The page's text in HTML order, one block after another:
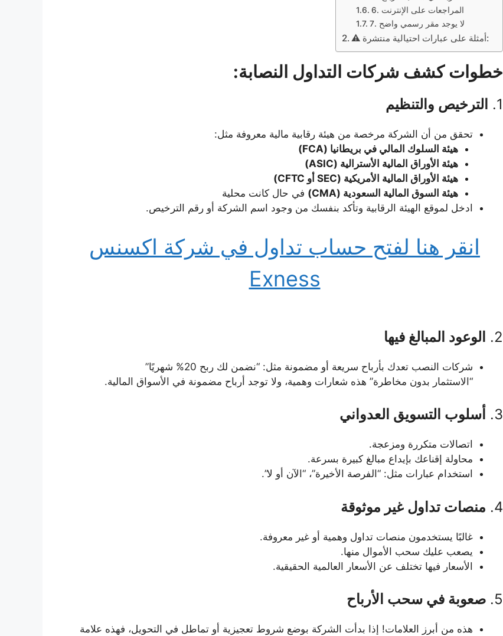
6. المراجعات على الإنترنت
7. لا يوجد مقر رسمي واضح
⚠️ أمثلة على عبارات احتيالية منتشرة:
خطوات كشف شركات التداول النصابة:
1. الترخيص والتنظيم
تحقق من أن الشركة مرخصة من هيئة رقابية مالية معروفة مثل:
هيئة السلوك المالي في بريطانيا (FCA)
هيئة الأوراق المالية الأسترالية (ASIC)
هيئة الأوراق المالية الأمريكية (SEC أو CFTC)
هيئة السوق المالية السعودية (CMA)
في حال كانت محلية
ادخل لموقع الهيئة الرقابية وتأكد بنفسك من وجود اسم الشركة أو رقم الترخيص.
انقر هنا لفتح حساب تداول في شركة اكسنس
Exness
2. الوعود المبالغ فيها
شركات النصب تعدك بأرباح سريعة أو مضمونة مثل: “نضمن لك ربح 20% شهريًا”
“الاستثمار بدون مخاطرة” هذه شعارات وهمية، ولا توجد أرباح مضمونة في الأسواق المالية.
3. أسلوب التسويق العدواني
اتصالات متكررة ومزعجة.
محاولة إقناعك بإيداع مبالغ كبيرة بسرعة.
استخدام عبارات مثل: “الفرصة الأخيرة”، “الآن أو لا”.
4. منصات تداول غير موثوقة
غالبًا يستخدمون منصات تداول وهمية أو غير معروفة.
يصعب عليك سحب الأموال منها.
الأسعار فيها تختلف عن الأسعار العالمية الحقيقية.
5. صعوبة في سحب الأرباح
هذه من أبرز العلامات! إذا بدأت الشركة بوضع شروط تعجيزية أو تماطل في التحويل، فهذه علامة